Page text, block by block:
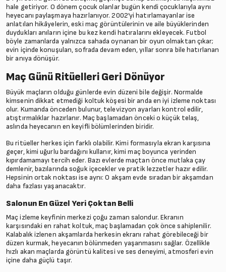
hale getiriyor. O dönem çocuk olanlar bugün kendi çocuklarıyla aynı
heyecanı paylaşmaya hazırlanıyor. 2002’yi hatırlamayanlar ise
anlatılan hikâyelerin, eski maç görüntülerinin ve aile büyüklerinden
duydukları anıların içine bu kez kendi hatıralarını ekleyecek. Futbol
böyle zamanlarda yalnızca sahada oynanan bir oyun olmaktan çıkar;
evin içinde konuşulan, sofrada devam eden, yıllar sonra bile hatırlanan
bir anıya dönüşür.
Maç Günü Ritüelleri Geri Dönüyor
Büyük maçların olduğu günlerde evin düzeni bile değişir. Normalde
kimsenin dikkat etmediği koltuk köşesi bir anda en iyi izleme noktası
olur. Kumanda önceden bulunur, televizyon ayarları kontrol edilir,
atıştırmalıklar hazırlanır. Maç başlamadan önceki o küçük telaş,
aslında heyecanın en keyifli bölümlerinden biridir.
Bu ritüeller herkes için farklı olabilir. Kimi formasıyla ekran karşısına
geçer, kimi uğurlu bardağını kullanır, kimi maç boyunca yerinden
kıpırdamamayı tercih eder. Bazı evlerde maçtan önce mutlaka çay
demlenir, bazılarında soğuk içecekler ve pratik lezzetler hazır edilir.
Hepsinin ortak noktası ise aynı: O akşam evde sıradan bir akşamdan
daha fazlası yaşanacaktır.
Salonun En Güzel Yeri Çoktan Belli
Maç izleme keyfinin merkezi çoğu zaman salondur. Ekranın
karşısındaki en rahat koltuk, maç başlamadan çok önce sahiplenilir.
Kalabalık izlenen akşamlarda herkesin ekranı rahat görebileceği bir
düzen kurmak, heyecanın bölünmeden yaşanmasını sağlar. Özellikle
hızlı akan maçlarda görüntü kalitesi ve ses deneyimi, atmosferi evin
içine daha güçlü taşır.